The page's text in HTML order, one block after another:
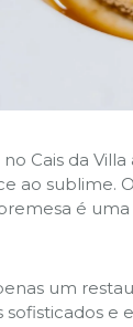
Cais da
ao sublime.
é
um